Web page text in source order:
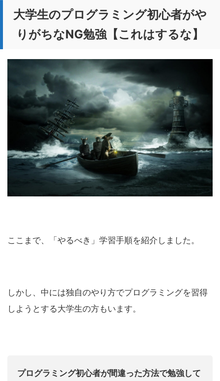
大学生のプログラミング初心者がや
りがちなNG勉強【これはするな】
ここまで、「やるべき」学習手順を紹介しました。
しかし、中には独自のやり方でプログラミングを習得
しようとする大学生の方もいます。
プログラミング初心者が間違った方法で勉強して